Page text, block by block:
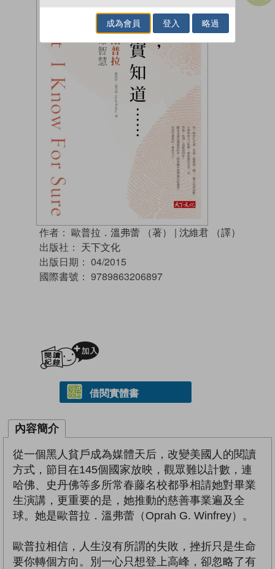
作者： 歐普拉．溫弗蕾 （著） | 沈維君 （譯）
出版社： 天下文化
出版日期： 04/2015
國際書號： 9789863206897
借閱實體書
內容簡介
從一個黑人貧戶成為媒體天后，改變美國人的閱讀
方式，節目在145個國家放映，觀眾難以計數，連
哈佛、史丹佛等多所常春藤名校都爭相請她對畢業
生演講，更重要的是，她推動的慈善事業遍及全
球。她是歐普拉．溫弗蕾（Oprah G. Winfrey）。
歐普拉相信，人生沒有所謂的失敗，挫折只是生命
要你轉個方向。別一心只想登上高峰，卻忽略了有
成為會員 登入 略過